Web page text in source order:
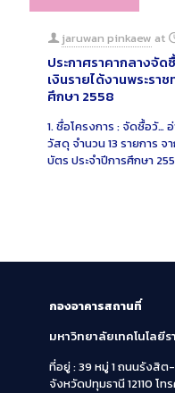
jaruwan pinkaew at
ประกาศราคากลางจัด
เงินรายได้งานพระร
ศึกษา 2558
1. ชื่อโครงการ : จัดซื้อวั…
วัสดุ จำนวน 13 รายการ
บัตร ประจำปีการศึกษา
กองอาคารสถานที่
มหาวิทยาลัยเทคโนโลยี
ที่อยู่ : 39 หมู่ 1 ถนนรังสิ
จังหวัดปทุมธานี 12110 โท